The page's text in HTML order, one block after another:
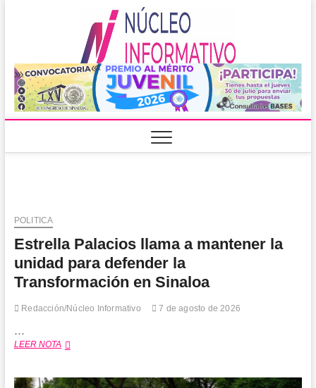
LOCALES DEL
ESTADO DE
SINALOA
POLITICA
Estrella Palacios llama a mantener la
unidad para defender la
Transformación en Sinaloa
Redacción/Núcleo Informativo 7 de agosto de 2026
…
LEER NOTAEstrella
a